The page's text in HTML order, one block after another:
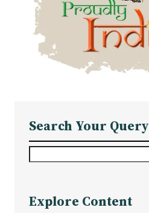
Search Your Query
r
Explore Content